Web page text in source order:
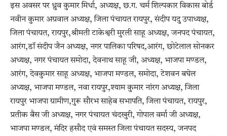
इस अवसर पर ध्रुव कुमार मिर्धा, अध्यक्ष, छ.ग. चर्म शिल्पकार विकास बोर्ड
नवीन कुमार अग्रवाल अध्यक्ष, जिला पंचायत रायपुर, संदीप यदु उपाध्यक्ष,
जिला पंचायत, रायपुर,श्रीमती टाकेश्वरी मुरली साहू अध्यक्ष, जनपद पंचायत,
आरंग,डॉ संदीप जैन अध्यक्ष, नगर पालिका परिषद,आरंग, छोटेलाल सोनकर
अध्यक्ष, नगर पंचायत समोदा, देवनाथ साहू जी, अध्यक्ष, भाजपा मण्डल,
आरंग, देवकुमार साहू अध्यक्ष, भाजपा मण्डल, समोदा, टेशवन बघेल
अध्यक्ष, भाजपा मण्डल, नवा रायपुर,श्याम कुमार नांरग अध्यक्ष, जिला
रायपुर भाजपा ग्रामीण,गुरू सौरभ साहेब सभापति, जिला पंचायत, रायपुर,
प्रतीक बैस जी अध्यक्ष, नगर पंचायत चंदखुरी, गोपाल वर्मा जी अध्यक्ष,
भाजपा मण्डल, मंदिर हसौद एवं समस्त जिला पंचायत सदस्य, जनपद